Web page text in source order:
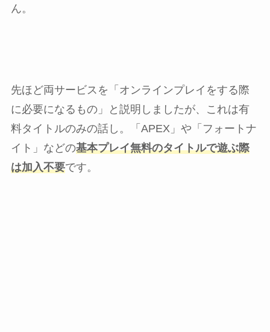
ん。
先ほど両サービスを「オンラインプレイをする際
に必要になるもの」と説明しましたが、これは有
料タイトルのみの話し。「APEX」や「フォートナ
イト」などの基本プレイ無料のタイトルで遊ぶ際
は加入不要です。